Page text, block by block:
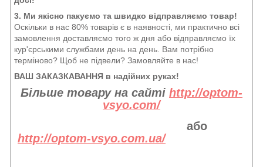
3. Ми якісно пакуємо та швидко відправляємо товар!
Оскільки в нас 80% товарів є в наявності, ми практично всі
замовлення доставляємо того ж дня або відправляємо їх
кур'єрськими службами день на день. Вам потрібно
терміново? Щоб не підвели? Замовляйте в нас!
ВАШ ЗАКАЗКАВАННЯ в надійних руках!
Більше товару на сайті http://optom-
vsyo.com/
або
http://optom-vsyo.com.ua/